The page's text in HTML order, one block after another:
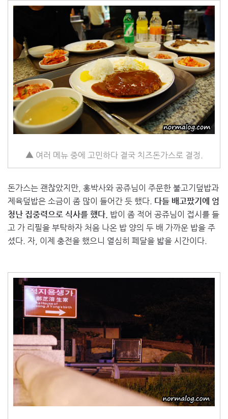
▲ 여러 메뉴 중에 고민하다 결국 치즈돈가스로 결정.
돈가스는 괜찮았지만, 홍박사와 공쥬님이 주문한 불고기덮밥과
제육덮밥은 소금이 좀 많이 들어간 듯 했다. 다들 배고팠기에 엄
청난 집중력으로 식사를 했다. 밥이 좀 적어 공쥬님이 접시를 들
고 가 리필을 부탁하자 처음 나온 밥 양의 두 배 가까운 밥을 주
셨다. 자, 이제 충전을 했으니 열심히 페달을 밟을 시간이다.